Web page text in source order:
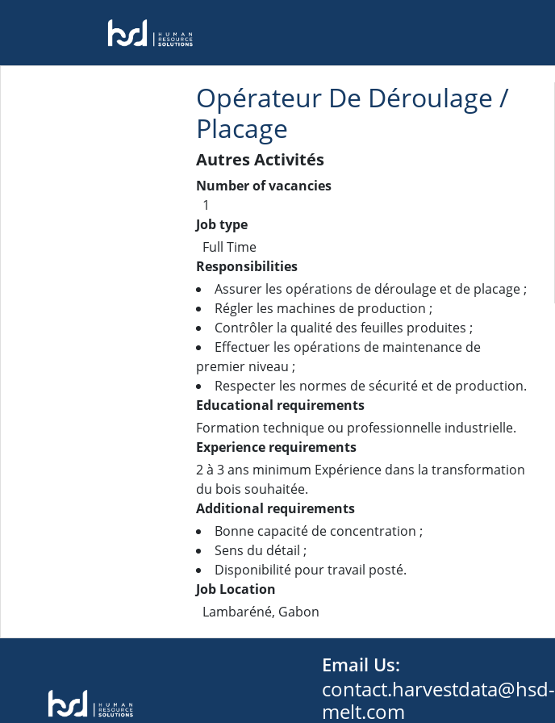
Opérateur De Déroulage /
Placage
Autres Activités
Number of vacancies
1
Job type
Full Time
Responsibilities
Assurer les opérations de déroulage et de placage ;
Régler les machines de production ;
Contrôler la qualité des feuilles produites ;
Effectuer les opérations de maintenance de
premier niveau ;
Respecter les normes de sécurité et de production.
Educational requirements
Formation technique ou professionnelle industrielle.
Experience requirements
2 à 3 ans minimum Expérience dans la transformation
du bois souhaitée.
Additional requirements
Bonne capacité de concentration ;
Sens du détail ;
Disponibilité pour travail posté.
Job Location
Lambaréné, Gabon
Email Us:
contact.harvestdata@hsd-
melt.com